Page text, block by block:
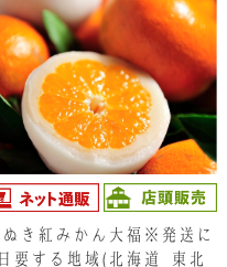
ニーは驚きの味わいです。
ぬき紅みかん大福※発送に
要する地域(北海道･東北･